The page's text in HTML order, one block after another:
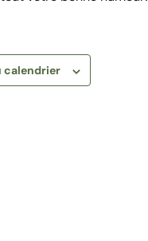
calendrier